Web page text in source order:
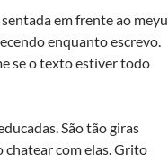
em frente ao meyu
enquanto escrevo.
se o texto estiver todo
São tão giras
chatear com elas. Grito